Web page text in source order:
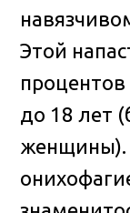
Этой
до 18 лет
женщины).